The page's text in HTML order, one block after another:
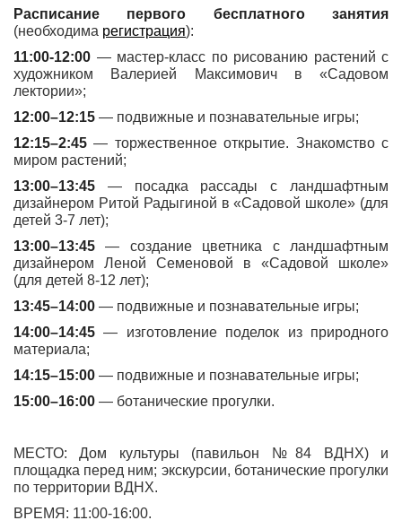
Расписание первого бесплатного занятия
(необходима регистрация):
11:00-12:00 — мастер-класс по рисованию растений с
художником Валерией Максимович в «Садовом
лектории»;
12:00–12:15 — подвижные и познавательные игры;
12:15–2:45— торжественное открытие. Знакомство с
миром растений;
13:00–13:45 — посадка рассады с ландшафтным
дизайнером Ритой Радыгиной в «Садовой школе» (для
детей 3-7 лет);
13:00–13:45— создание цветника с ландшафтным
дизайнером Леной Семеновой в «Садовой школе»
(для детей 8-12 лет);
13:45–14:00 — подвижные и познавательные игры;
14:00–14:45 — изготовление поделок из природного
материала;
14:15–15:00 — подвижные и познавательные игры;
15:00–16:00 — ботанические прогулки.
МЕСТО: Дом культуры (павильон №84 ВДНХ) и
площадка перед ним; экскурсии, ботанические прогулки
по территории ВДНХ.
ВРЕМЯ: 11:00-16:00.